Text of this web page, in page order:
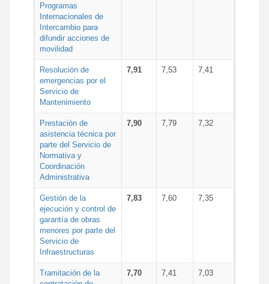
Programas
Internacionales de
Intercambio para
difundir acciones de
movilidad
Resolución de
emergencias por el
Servicio de
Mantenimiento
7,91 7,53 7,41
Prestación de
asistencia técnica por
parte del Servicio de
Normativa y
Coordinación
Administrativa
7,90 7,79 7,32
Gestión de la
ejecución y control de
garantía de obras
menores por parte del
Servicio de
Infraestructuras
7,83 7,60 7,35
Tramitación de la
7,70 7,41 7,03